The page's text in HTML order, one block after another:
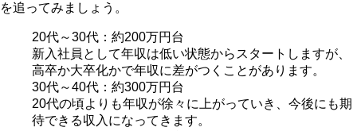
を追ってみましょう。
20代～30代：約200万円台
新入社員として年収は低い状態からスタートしますが、
高卒か大卒化かで年収に差がつくことがあります。
30代～40代：約300万円台
20代の頃よりも年収が徐々に上がっていき、今後にも期
待できる収入になってきます。